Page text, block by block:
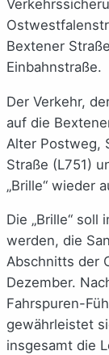
Bextener
Einbahnstraße.
Der Verkehr,
auf die
Alter Postweg,
Straße (L751)
„Brille“ wieder
Die „Brille“
werden, die
Abschnitts der
Dezember.
Fahrspuren-
gewährleistet
insgesamt die